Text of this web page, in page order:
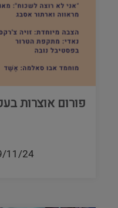
פורום אוצרות
11/24